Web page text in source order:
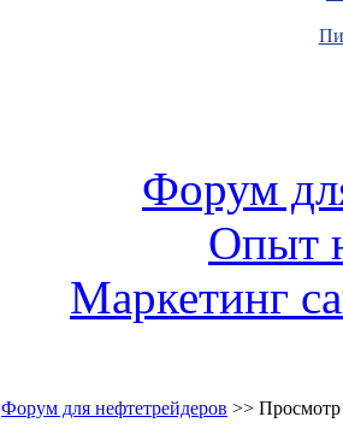
Форум
Опыт
Маркетинг
Форум для нефтетрейдеров >>